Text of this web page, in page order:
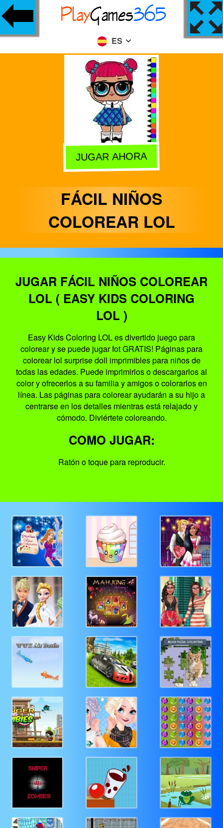
ES
JUGAR AHORA
FÁCIL NIÑOS
COLOREAR LOL
JUGAR FÁCIL NIÑOS COLOREAR
LOL ( EASY KIDS COLORING
LOL )
Easy Kids Coloring LOL es divertido juego para
colorear y se puede jugar fot GRATIS! Páginas para
colorear lol surprise doll imprimibles para niños de
todas las edades. Puede imprimirlos o descargarlos al
color y ofrecerlos a su familia y amigos o colorarlos en
línea. Las páginas para colorear ayudarán a su hijo a
centrarse en los detalles mientras está relajado y
cómodo. Diviértete coloreando.
COMO JUGAR:
Ratón o toque para reproducir.